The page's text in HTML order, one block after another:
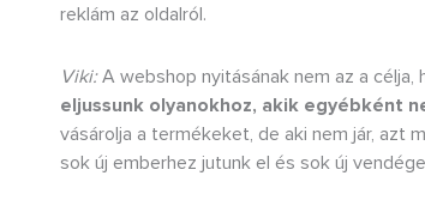
reklám az oldalról.
Viki:A webshop nyitásának nem az a
eljussunk olyanokhoz, akik egyébként
vásárolja a termékeket, de aki nem jár, azt
sok új emberhez jutunk el és sok új